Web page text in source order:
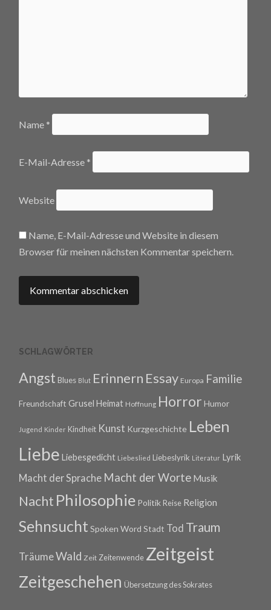
Name *
E-Mail-Adresse *
Website
Name, E-Mail-Adresse und Website in diesem
Browser für meinen nächsten Kommentar speichern.
SCHLAGWÖRTER
Angst Blues Blut Erinnern Essay Europa Familie
Freundschaft Grusel Heimat Hoffnung Horror Humor
Jugend Kinder Kindheit Kunst Kurzgeschichte Leben
Liebe Liebesgedicht Liebeslied Liebeslyrik Literatur Lyrik
Macht der Sprache Macht der Worte Musik
Nacht Philosophie Politik Reise Religion
Sehnsucht Spoken Word Stadt Tod Traum
TräumeWald Zeit Zeitenwende Zeitgeist
Zeitgeschehen Übersetzung des Sokrates